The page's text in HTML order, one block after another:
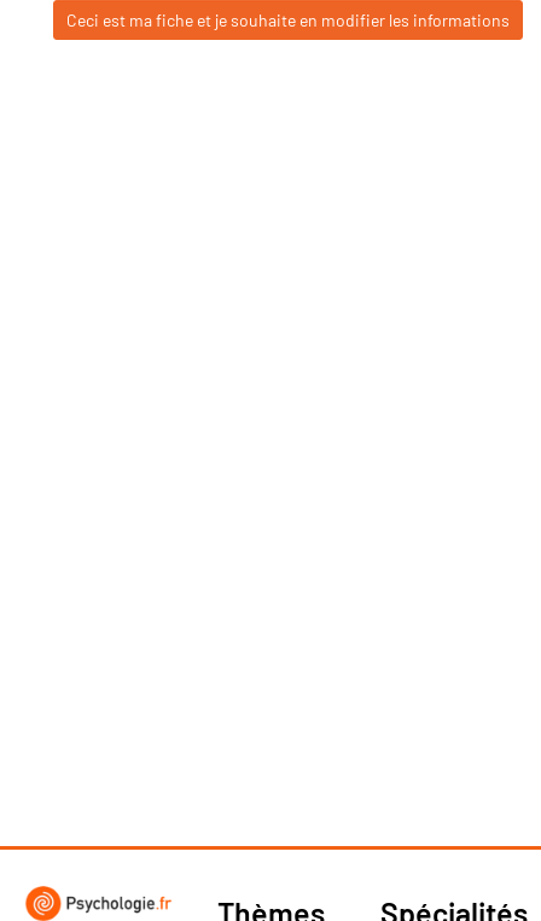
Ceci est ma fiche et je souhaite en modifier les informations
Thèmes Spécialités